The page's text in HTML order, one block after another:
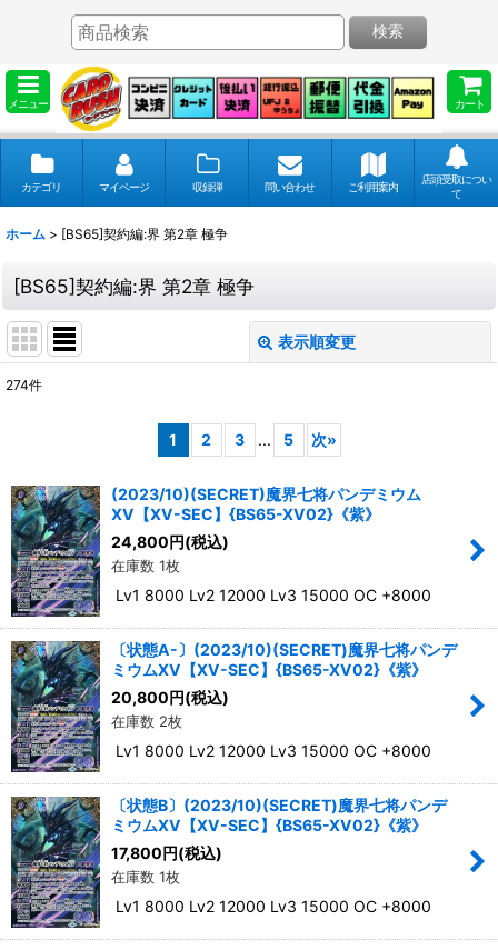
メニュー カート
検索
カテゴリ マイページ 収録弾 問い合わせ ご利用案内
店頭受取につい
て
ホーム > [BS65]契約編:界 第2章 極争
[BS65]契約編:界 第2章 極争
表示順変更
絞り込む
274件
1 2 3 ... 5 次»
(2023/10)(SECRET)魔界七将パンデミウム
XV【XV-SEC】{BS65-XV02}《紫》
24,800 円(税込)
在庫数 1枚
Lv1 8000 Lv2 12000 Lv3 15000 OC +8000
〔状態A-〕(2023/10)(SECRET)魔界七将パンデ
ミウムXV【XV-SEC】{BS65-XV02}《紫》
20,800 円(税込)
在庫数 2枚
Lv1 8000 Lv2 12000 Lv3 15000 OC +8000
〔状態B〕(2023/10)(SECRET)魔界七将パンデ
ミウムXV【XV-SEC】{BS65-XV02}《紫》
17,800 円(税込)
在庫数 1枚
Lv1 8000 Lv2 12000 Lv3 15000 OC +8000